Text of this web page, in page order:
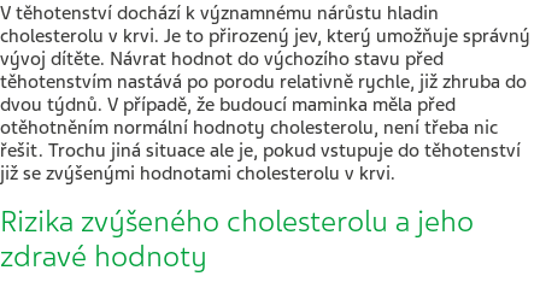
V těhotenství dochází k významnému nárůstu hladin
cholesterolu v krvi. Je to přirozený jev, který umožňuje správný
vývoj dítěte. Návrat hodnot do výchozího stavu před
těhotenstvím nastává po porodu relativně rychle, již zhruba do
dvou týdnů. V případě, že budoucí maminka měla před
otěhotněním normální hodnoty cholesterolu, není třeba nic
řešit. Trochu jiná situace ale je, pokud vstupuje do těhotenství
již se zvýšenými hodnotami cholesterolu v krvi.
Rizika zvýšeného cholesterolu a jeho
zdravé hodnoty